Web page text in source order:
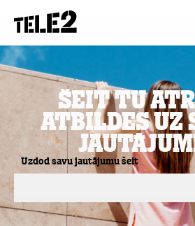
Šeit Tu
atbildes uz
Uzdod savu jautājumu šeit